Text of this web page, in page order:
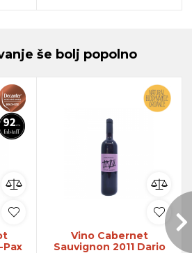
še bolj popolno
Pax
Vino Cabernet
Sauvignon 2011 Dario